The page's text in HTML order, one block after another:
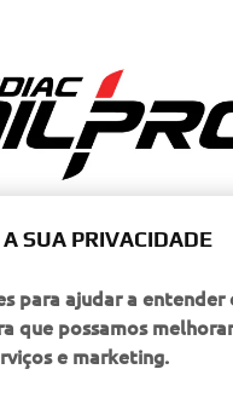
insufláveis de alto
e organizações de
SUA PRIVACIDADE
para ajudar a entender
que possamos
e marketing.